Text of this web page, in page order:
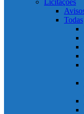
Licitações
Todas